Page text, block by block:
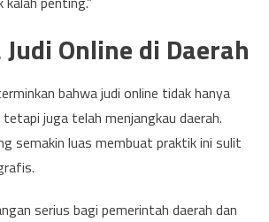
Online di Daerah
bahwa judi online tidak hanya
juga telah menjangkau daerah.
semakin luas membuat praktik ini sulit
serius bagi pemerintah daerah dan